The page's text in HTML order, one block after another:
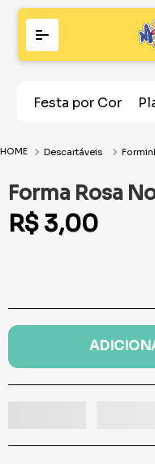
Festa por Cor
Descartáveis
Forma Rosa
R$ 3,00